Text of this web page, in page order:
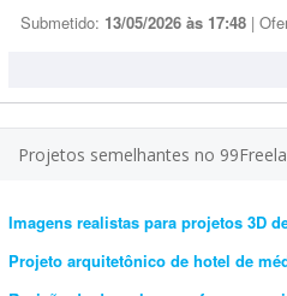
Submetido: 13/05/2026 às 17:48 |
Projetos semelhantes no
Imagens realistas para projetos 3D
Projeto arquitetônico de hotel de